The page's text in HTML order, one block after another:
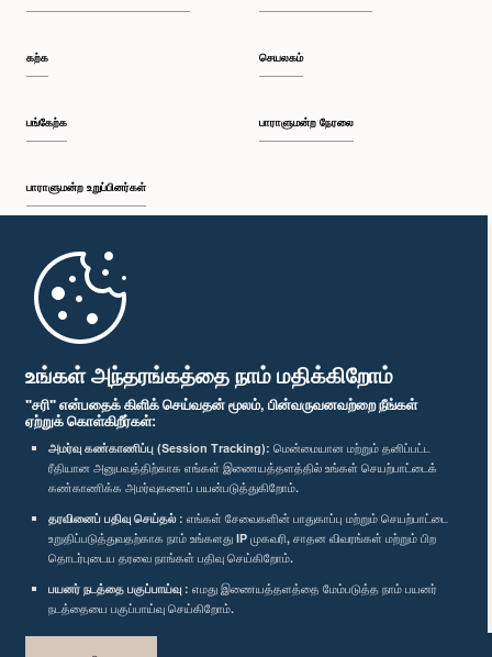
உங்கள் அந்தரங்கத்தை நாம் மதிக்கிறோம்
"சரி" என்பதைக் கிளிக் செய்வதன் மூலம், பின்வருவனவற்றை நீங்கள்
ஏற்றுக் கொள்கிறீர்கள்:
அமர்வு கண்காணிப்பு (Session Tracking): மென்மையான மற்றும் தனிப்பட்ட
ரீதியான அனுபவத்திற்காக எங்கள் இணையத்தளத்தில் உங்கள் செயற்பாட்டைக்
கண்காணிக்க அமர்வுகளைப் பயன்படுத்துகிறோம்.
தரவினைப் பதிவு செய்தல் : எங்கள் சேவைகளின் பாதுகாப்பு மற்றும் செயற்பாட்டை
உறுதிப்படுத்துவதற்காக நாம் உங்களது IP முகவரி, சாதன விவரங்கள் மற்றும் பிற
தொடர்புடைய தரவை நாங்கள் பதிவு செய்கிறோம்.
பயனர் நடத்தை பகுப்பாய்வு : எமது இணையத்தளத்தை மேம்படுத்த நாம் பயனர்
நடத்தையை பகுப்பாய்வு செய்கிறோம்.
கற்க
பங்கேற்க
பாராளுமன்ற உறுப்பினர்கள்
முதற்பக்கம்
செயலகம்
பாராளுமன்ற நேரலை
பாராளுமன்ற கையடக்க செயலி
எம்மை பின்தொடர்க :
விருதுகள்
தனியுரிமைக் கொள்கை